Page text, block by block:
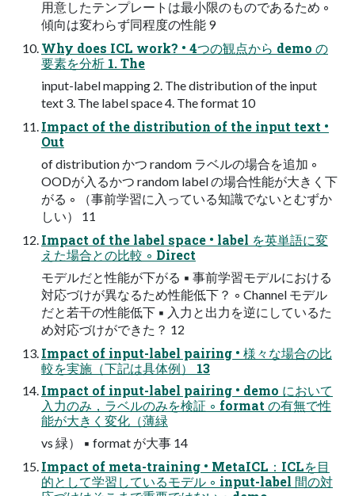
用意したテンプレートは最小限のものであるため ◦
傾向は変わらず同程度の性能 9
Why does ICL work? • 4つの観点から demo の
要素を分析 1. The
input-label mapping 2. The distribution of the input
text 3. The label space 4. The format 10
Impact of the distribution of the input text •
Out
of distribution かつ random ラベルの場合を追加 ◦
OODが入るかつ random label の場合性能が大きく下
がる ◦ （事前学習に入っている知識でないとむずか
しい） 11
Impact of the label space • label を英単語に変
えた場合との比較 ◦ Direct
モデルだと性能が下がる ▪ 事前学習モデルにおける
対応づけが異なるため性能低下？ ◦ Channel モデル
だと若干の性能低下 ▪ 入力と出力を逆にしているた
め対応づけができた？ 12
Impact of input-label pairing • 様々な場合の比
較を実施（下記は具体例） 13
Impact of input-label pairing • demo において
入力のみ，ラベルのみを検証 ◦ format の有無で性
能が大きく変化（薄緑
vs 緑） ▪ format が大事 14
Impact of meta-training • MetaICL：ICLを目
的として学習しているモデル ◦ input-label 間の対